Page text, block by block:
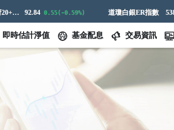
ICE美國政府20+年期債券指數 92.84 0.55(-0.59%) 道瓊白銀ER指數 538.45
即時估計淨值 基金配息 交易資訊